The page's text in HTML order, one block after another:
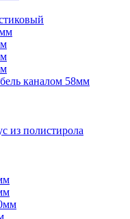
каналом 58мм
из полистирола